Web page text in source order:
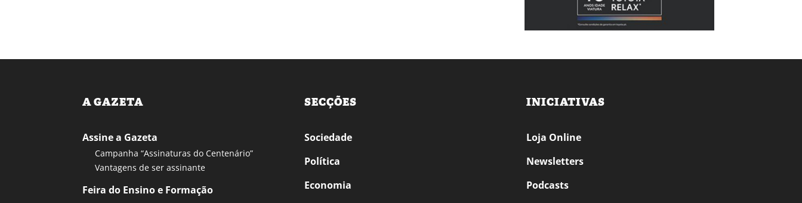
A GAZETA
Assine a Gazeta
Campanha “Assinaturas do Centenário”
Vantagens de ser assinante
Feira do Ensino e Formação
SECÇÕES
Sociedade
Política
Economia
INICIATIVAS
Loja Online
Newsletters
Podcasts